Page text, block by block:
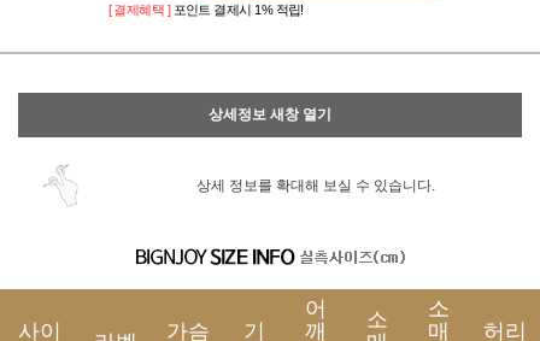
[ 결제혜택 ] 포인트 결제시 1% 적립!
상세정보 새창 열기
상세 정보를 확대해 보실 수 있습니다.
사이
가슴
기
어
깨
소
소
매
허리